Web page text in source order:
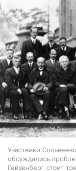
Участники
обсуждались
Гейзенберг стоит